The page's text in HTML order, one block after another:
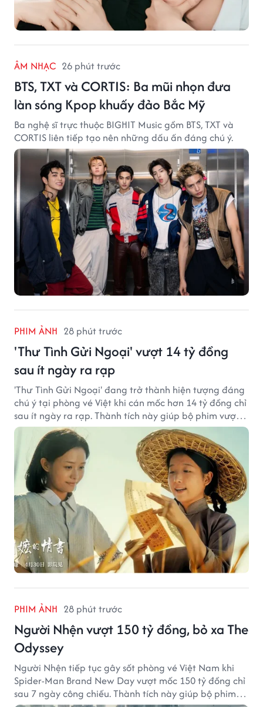
ÂM NHẠC 26 phút trước
BTS, TXT và CORTIS: Ba mũi nhọn đưa
làn sóng Kpop khuấy đảo Bắc Mỹ
Ba nghệ sĩ trực thuộc BIGHIT Music gồm BTS, TXT và
CORTIS liên tiếp tạo nên những dấu ấn đáng chú ý.
PHIM ẢNH 28 phút trước
'Thư Tình Gửi Ngoại' vượt 14 tỷ đồng
sau ít ngày ra rạp
'Thư Tình Gửi Ngoại' đang trở thành hiện tượng đáng
chú ý tại phòng vé Việt khi cán mốc hơn 14 tỷ đồng chỉ
sau ít ngày ra rạp. Thành tích này giúp bộ phim vượt
kỳ vọng ban đầu và duy trì sức hút giữa cuộc cạnh
tranh của nhiều tác phẩm lớn.
PHIM ẢNH 28 phút trước
Người Nhện vượt 150 tỷ đồng, bỏ xa The
Odyssey
Người Nhện tiếp tục gây sốt phòng vé Việt Nam khi
Spider-Man Brand New Day vượt mốc 150 tỷ đồng chỉ
sau 7 ngày công chiếu. Thành tích này giúp bộ phim